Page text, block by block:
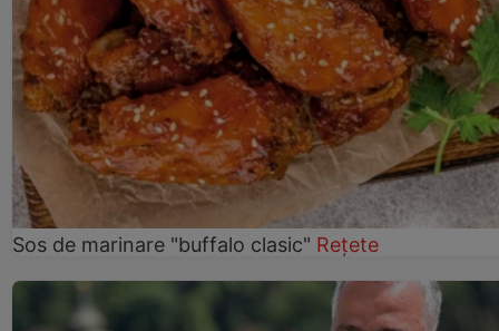
Sos de marinare "buffalo clasic" Rețete